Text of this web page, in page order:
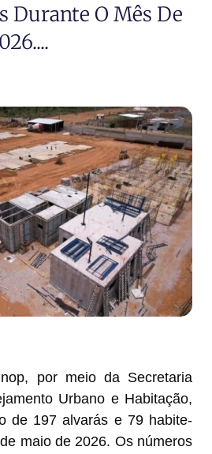
Durante O Mês De
por meio da Secretaria
Urbano e Habitação,
de 197 alvarás e 79 habite-
maio de 2026. Os números